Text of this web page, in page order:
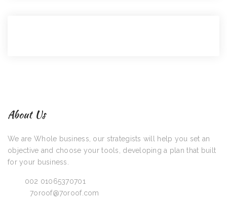
About Us
We are Whole business, our strategists will help you set an
objective and choose your tools, developing a plan that built
for your business.
002 01065370701
7oroof@7oroof.com